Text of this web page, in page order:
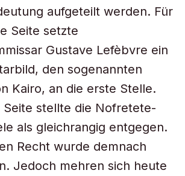
aufgeteilt werden. Für
Seite setzte
Gustave Lefèbvre ein
den sogenannten
Kairo, an die erste Stelle.
Seite stellte die Nofretete-
als gleichrangig entgegen.
Recht wurde demnach
Jedoch mehren sich heute